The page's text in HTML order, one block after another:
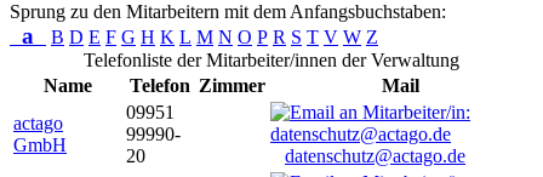
Sprung zu den Mitarbeitern mit dem Anfangsbuchstaben:
a B D E F G H K L M N O P R S T V W Z
Telefonliste der Mitarbeiter/innen der Verwaltung
Name
Telefon Zimmer
Mail
actago
GmbH
09951
99990-
20
datenschutz@actago.de